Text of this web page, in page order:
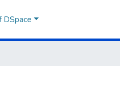
DSpace